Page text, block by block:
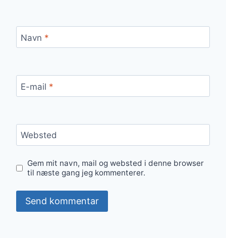
Navn *
E-mail *
Websted
Gem mit navn, mail og websted i denne browser
til næste gang jeg kommenterer.